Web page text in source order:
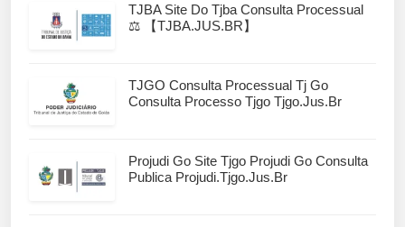
TJBA Site Do Tjba Consulta Processual
⚖️ 【TJBA.JUS.BR】
TJGO Consulta Processual Tj Go
Consulta Processo Tjgo Tjgo.jus.br
Projudi Go Site Tjgo Projudi Go Consulta
Publica Projudi.tjgo.jus.br